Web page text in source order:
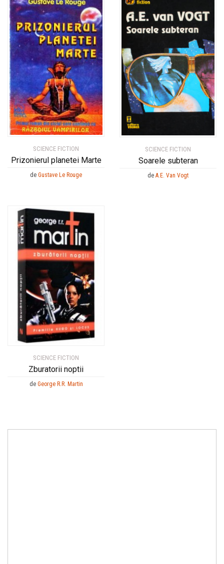
SCIENCE FICTION
Prizonierul planetei Marte
de Gustave Le Rouge
SCIENCE FICTION
Soarele subteran
de A.E. Van Vogt
SCIENCE FICTION
Zburatorii noptii
de George R.R. Martin